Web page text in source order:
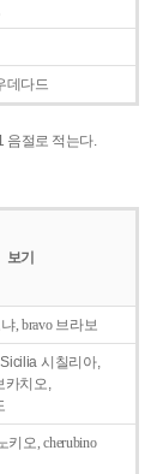
데다드
음절로 적는다.
보기
, bravo 브라보
시칠리아,
카치오,
키오, cherubino